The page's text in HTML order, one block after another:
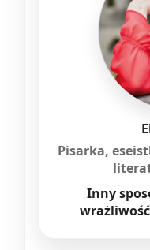
Pisarka,
Inny